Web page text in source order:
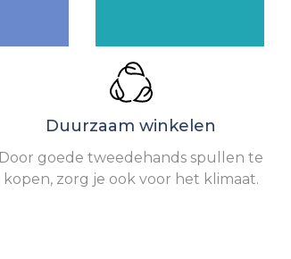
Duurzaam winkelen
Door goede tweedehands spullen te
kopen, zorg je ook voor het klimaat.